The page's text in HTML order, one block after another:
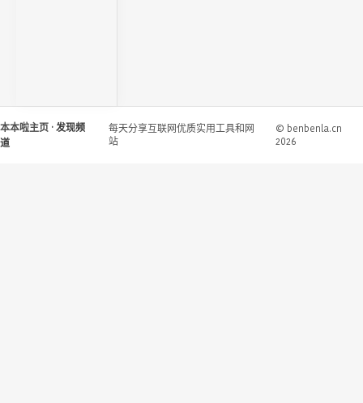
本本啦主页 · 发现频
道
每天分享互联网优质实用工具和网
站
© benbenla.cn
2026